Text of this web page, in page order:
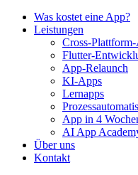
Was kostet eine App?
Leistungen
Cross-
Flutter-
App-Relaunch
KI-Apps
Lernapps
App in 4
AI App
Über uns
Kontakt